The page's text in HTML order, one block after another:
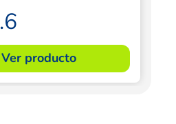
.6
Ver producto